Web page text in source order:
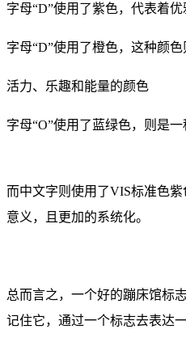
字母“D”使用了紫色，代表着
字母“D”使用了橙色，这种颜
活力、乐趣和能量的颜色
字母“O”使用了蓝绿色，则是一
而中文字则使用了VIS标准色
意义，且更加的系统化。
总而言之，一个好的蹦床馆标
记住它，通过一个标志去表达